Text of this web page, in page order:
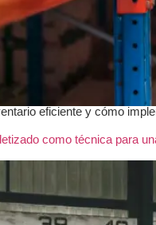
eficiente y cómo
como técnica para